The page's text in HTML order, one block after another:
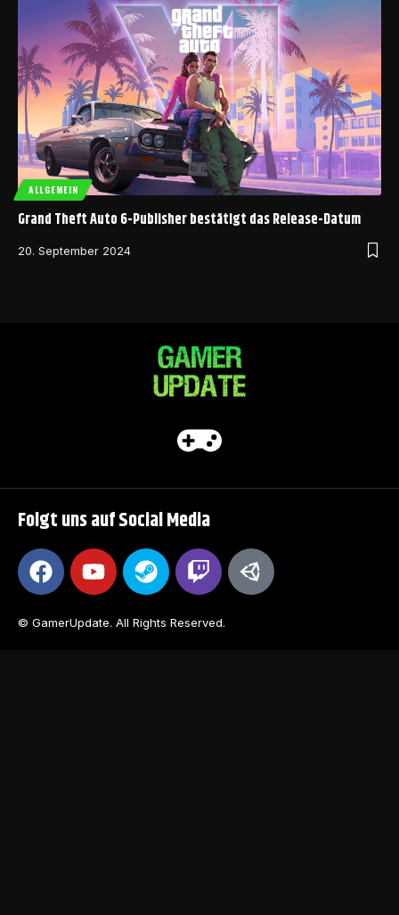
ALLGEMEIN
Grand Theft Auto 6-Publisher bestätigt das Release-Datum
20. September 2024
Folgt uns auf Social Media
© GamerUpdate. All Rights Reserved.